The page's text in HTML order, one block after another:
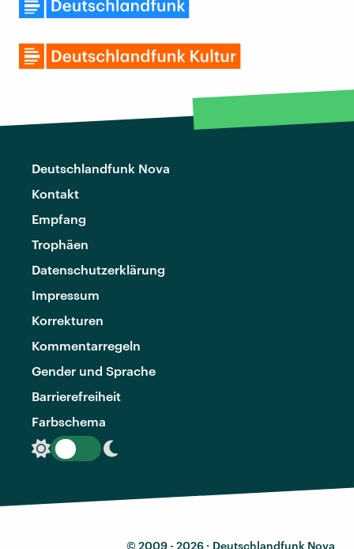
Deutschlandfunk Nova
Kontakt
Empfang
Trophäen
Datenschutzerklärung
Impressum
Korrekturen
Kommentarregeln
Gender und Sprache
Barrierefreiheit
Farbschema
© 2009 - 2026 · Deutschlandfunk Nova